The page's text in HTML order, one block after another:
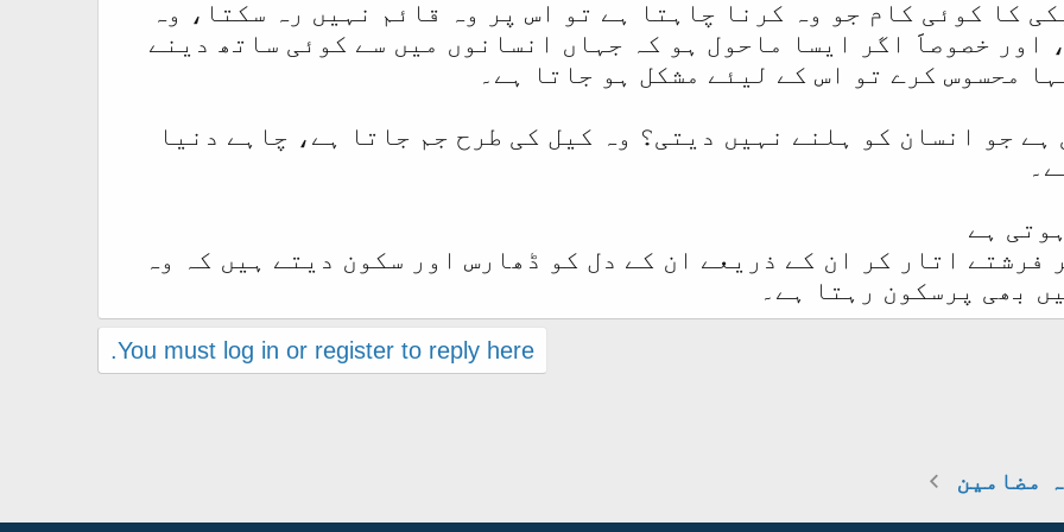
کا کوئی کام جو وہ کرنا چاہتا ہے تو اس پر وہ قائم نہیں رہ سکتا، وہ
اور خصوصاََ اگر ایسا ماحول ہو کہ جہاں انسانوں میں سے کوئی ساتھ دینے
محسوس کرے تو اس کے لیئے مشکل ہو جاتا ہے۔
ہے جو انسان کو ہلنے نہیں دیتی؟ وہ کیل کی طرح جم جاتا ہے، چاہے دنیا
ہے
فرشتے اتار کر ان کے ذریعے ان کے دل کو ڈھارس اور سکون دیتے ہیں کہ وہ
بھی پرسکون رہتا ہے۔
You must log in or register to reply here.
مضامین